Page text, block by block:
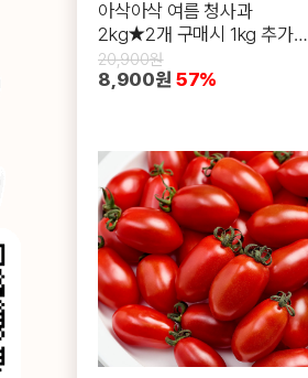
아삭아삭 여름 청사과
2kg★2개 구매시 1kg 추가증
정
20,900원
8,900원 57%